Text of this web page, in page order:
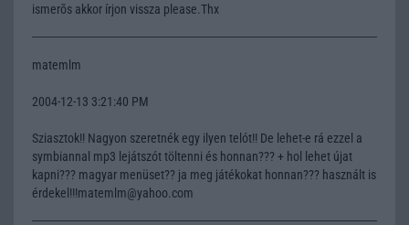
ismerõs akkor írjon vissza please.Thx
matemlm
2004-12-13 3:21:40 PM
Sziasztok!! Nagyon szeretnék egy ilyen telót!! De lehet-e rá ezzel a
symbiannal mp3 lejátszót töltenni és honnan??? + hol lehet újat
kapni??? magyar menüset?? ja meg játékokat honnan??? használt is
érdekel!!!matemlm@yahoo.com